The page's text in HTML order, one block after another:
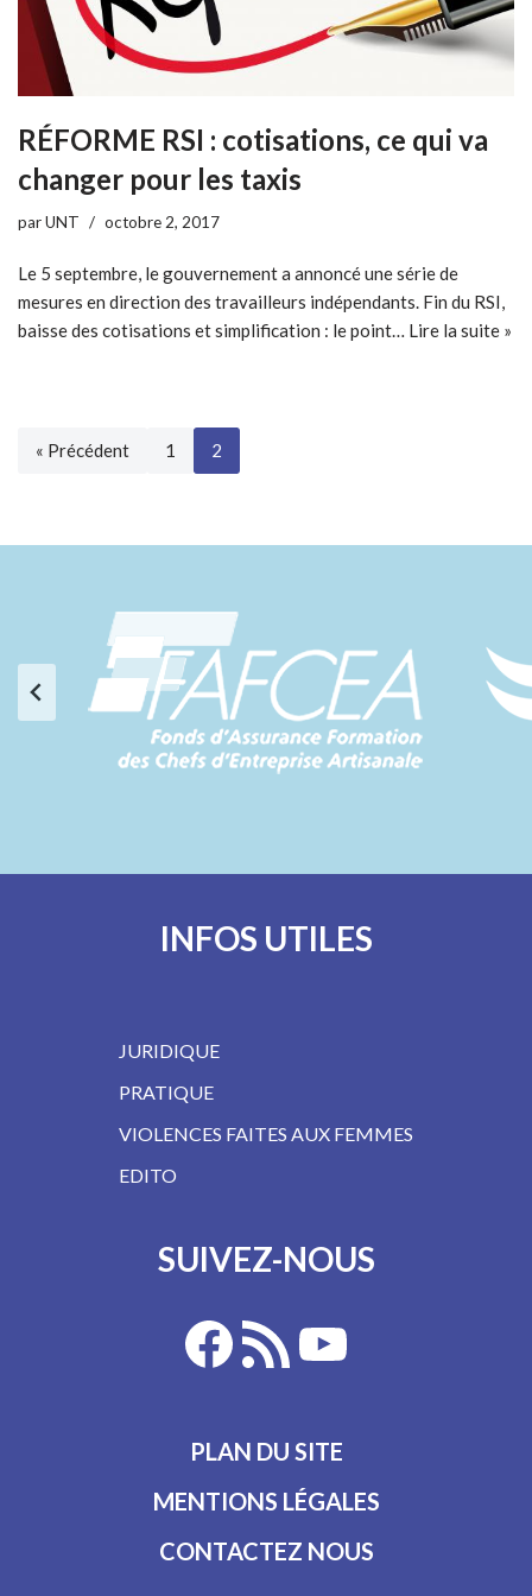
RÉFORME RSI : cotisations, ce qui va
changer pour les taxis
parUNT octobre 2, 2017
Le 5 septembre, le gouvernement a annoncé une série de
mesures en direction des travailleurs indépendants. Fin du RSI,
baisse des cotisations et simplification : le point… Lire la suite »
« Précédent 1 2
INFOS UTILES
JURIDIQUE
PRATIQUE
VIOLENCES FAITES AUX FEMMES
EDITO
SUIVEZ-NOUS
PLAN DU SITE
MENTIONS LÉGALES
CONTACTEZ NOUS